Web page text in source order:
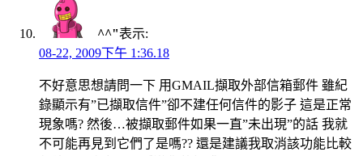
^^"表示:
08-22, 2009下午 1:36.18
不好意思想請問一下 用GMAIL擷取外部信箱郵件 雖紀
錄顯示有”已擷取信件”卻不建任何信件的影子 這是正常
現象嗎? 然後…被擷取郵件如果一直”未出現”的話 我就
不可能再見到它們了是嗎?? 還是建議我取消該功能比較